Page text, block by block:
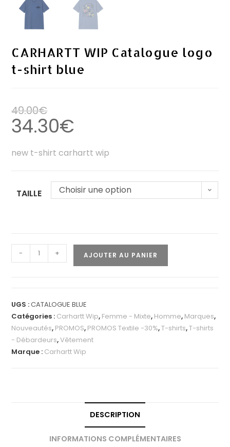
CARHARTT WIP Catalogue logo
t-shirt blue
49.00€
34.30€
new t-shirt carhartt wip
TAILLE Choisir une option
- + AJOUTER AU PANIER
UGS :CATALOGUE BLUE
Catégories : Carhartt Wip, Femme - Mixte, Homme, Marques,
Nouveautés, PROMOS, PROMOS Textile -30%,T-shirts,T-shirts
- Débardeurs,Vêtement
Marque : Carhartt Wip
DESCRIPTION
INFORMATIONS COMPLÉMENTAIRES